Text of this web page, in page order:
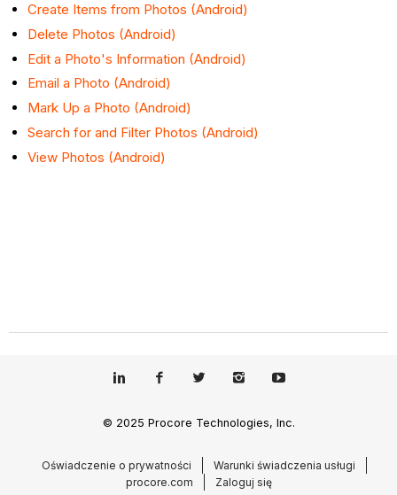
Create Items from Photos (Android)
Delete Photos (Android)
Edit a Photo's Information (Android)
Email a Photo (Android)
Mark Up a Photo (Android)
Search for and Filter Photos (Android)
View Photos (Android)
© 2025 Procore Technologies, Inc.
Oświadczenie o prywatności
Warunki świadczenia usługi
procore.com
Zaloguj się